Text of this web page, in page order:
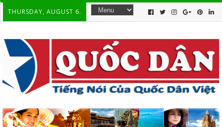
THURSDAY, AUGUST 6.